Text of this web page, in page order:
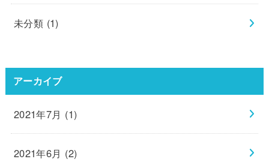
未分類 (1)
アーカイブ
2021年7月 (1)
2021年6月 (2)